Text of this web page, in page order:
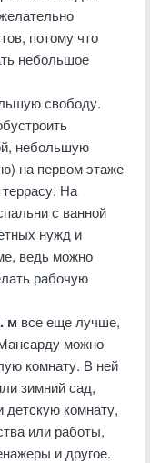
потому что
небольшое
свободу.
небольшую
на первом этаже
На
с ванной
нужд и
ведь можно
рабочую
м все еще лучше,
можно
комнату. В ней
зимний сад,
комнату,
или работы,
и другое.